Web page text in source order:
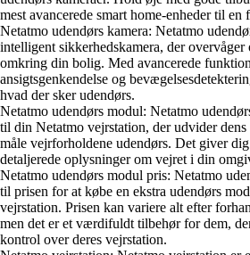
mest avancerede smart home-enheder til en
Netatmo udendørs kamera: Netatmo
intelligent sikkerhedskamera, der overvåger
omkring din bolig. Med avancerede
ansigtsgenkendelse og
hvad der sker udendørs.
Netatmo udendørs modul: Netatmo
til din Netatmo vejrstation, der udvider
måle vejrforholdene udendørs. Det giver
detaljerede oplysninger om vejret i din
Netatmo udendørs modul pris: Netatmo
til prisen for at købe en ekstra udendørs
vejrstation. Prisen kan variere alt efter
men det er et værdifuldt tilbehør for dem,
kontrol over deres vejrstation.